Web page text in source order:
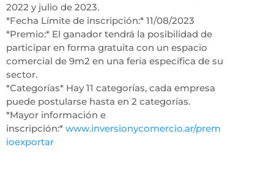
2022 y julio de 2023.
*Fecha Límite de inscripción:* 11/08/2023
*Premio:* El ganador tendrá la posibilidad de
participar en forma gratuita con un espacio
comercial de 9m2 en una feria específica de su
sector.
*Categorías* Hay 11 categorías, cada empresa
puede postularse hasta en 2 categorías.
*Mayor información e
inscripción:* www.inversionycomercio.ar/prem
ioexportar